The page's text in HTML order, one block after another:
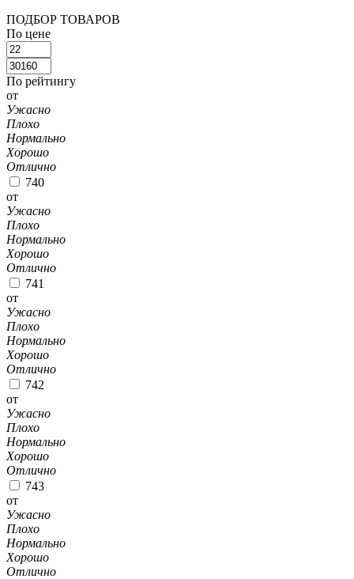
ПОДБОР ТОВАРОВ
По цене
По рейтингу
от
Ужасно
Плохо
Нормально
Хорошо
Отлично
740
от
Ужасно
Плохо
Нормально
Хорошо
Отлично
741
от
Ужасно
Плохо
Нормально
Хорошо
Отлично
742
от
Ужасно
Плохо
Нормально
Хорошо
Отлично
743
от
Ужасно
Плохо
Нормально
Хорошо
Отлично